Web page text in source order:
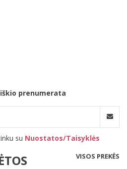
prenumerata
su Nuostatos/Taisyklės
VISOS PREKĖS